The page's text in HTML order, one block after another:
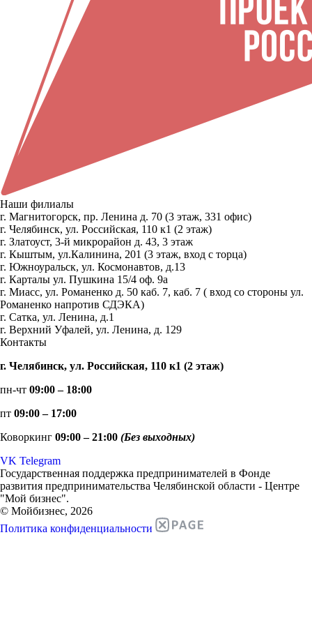
Наши филиалы
г. Магнитогорск, пр. Ленина д. 70 (3 этаж, 331 офис)
г. Челябинск, ул. Российская, 110 к1 (2 этаж)
г. Златоуст, 3-й микрорайон д. 43, 3 этаж
г. Кыштым, ул.Калинина, 201 (3 этаж, вход с торца)
г. Южноуральск, ул. Космонавтов, д.13
г. Карталы ул. Пушкина 15/4 оф. 9а
г. Миасс, ул. Романенко д. 50 каб. 7, каб. 7 ( вход со стороны ул.
Романенко напротив СДЭКА)
г. Сатка, ул. Ленина, д.1
г. Верхний Уфалей, ул. Ленина, д. 129
Контакты
г. Челябинск, ул. Российская, 110 к1 (2 этаж)
пн-чт 09:00 – 18:00
пт 09:00 – 17:00
Коворкинг 09:00 – 21:00 (Без выходных)
VK Telegram
Государственная поддержка предпринимателей в Фонде
развития предпринимательства Челябинской области - Центре
"Мой бизнес".
© Мойбизнес, 2026
Политика конфиденциальности